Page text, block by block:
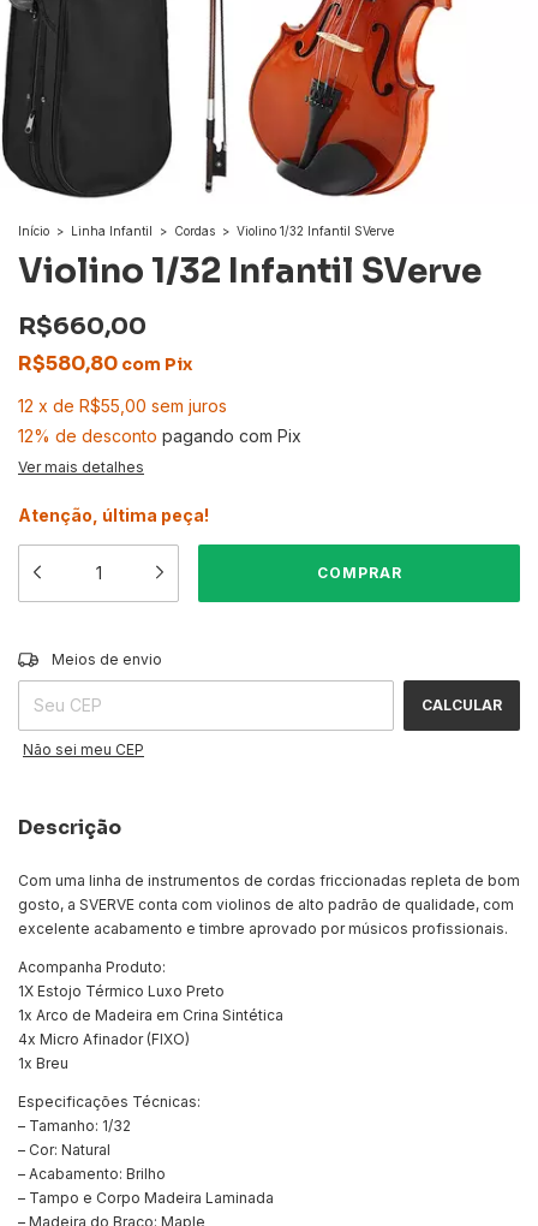
Início > Linha Infantil > Cordas > Violino 1/32 Infantil SVerve
Violino 1/32 Infantil SVerve
R$660,00
R$580,80 com Pix
12 x de R$55,00 sem juros
12% de desconto pagando com Pix
Ver mais detalhes
Atenção, última peça!
Entregas para o CEP:
Meios de envio
CALCULAR
Não sei meu CEP
Descrição
Com uma linha de instrumentos de cordas friccionadas repleta de bom
gosto, a SVERVE conta com violinos de alto padrão de qualidade, com
excelente acabamento e timbre aprovado por músicos profissionais.
Acompanha Produto:
1X Estojo Térmico Luxo Preto
1x Arco de Madeira em Crina Sintética
4x Micro Afinador (FIXO)
1x Breu
Especificações Técnicas:
– Tamanho: 1/32
– Cor: Natural
– Acabamento: Brilho
– Tampo e Corpo Madeira Laminada
– Madeira do Braço: Maple